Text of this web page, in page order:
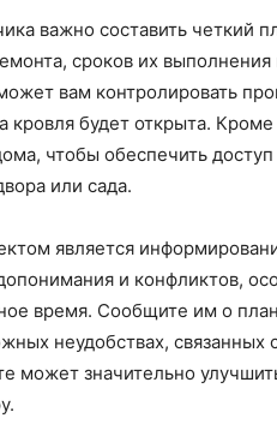
важно составить четкий
сроков их
вам контролировать
кровля будет открыта. Кроме
чтобы обеспечить
или сада.
является
и конфликтов,
время. Сообщите им о
неудобствах,
может значительно